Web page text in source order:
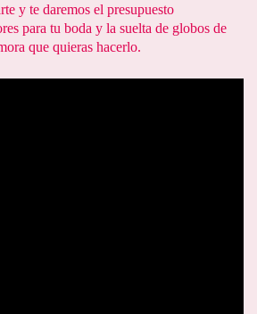
y te daremos el presupuesto
para tu boda y la suelta de globos de
que quieras hacerlo.